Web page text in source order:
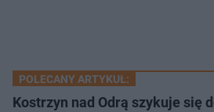
POLECANY ARTYKUŁ:
Kostrzyn nad Odrą szykuje się